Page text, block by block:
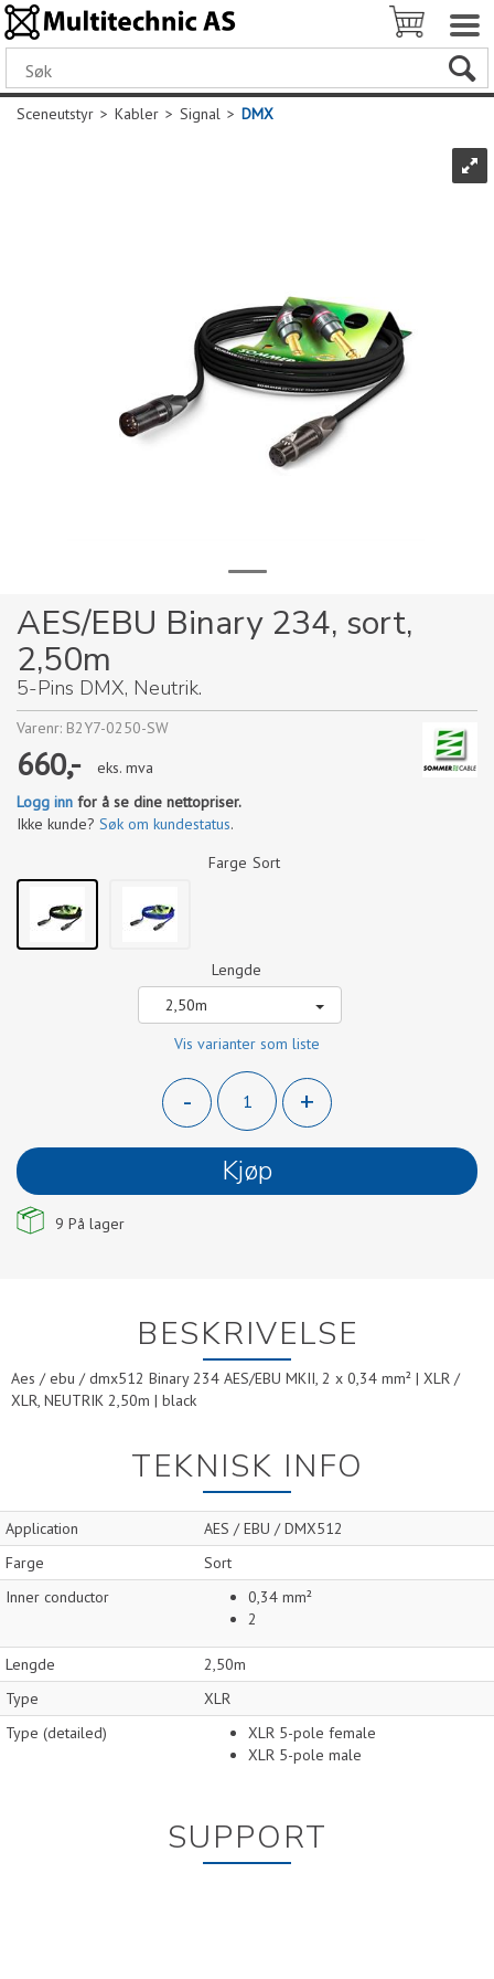
Sceneutstyr>Kabler>Signal>DMX
AES/EBU Binary 234, sort,
2,50m
5-Pins DMX, Neutrik.
Varenr: B2Y7-0250-SW
660,-
eks. mva
Logg inn for å se dine nettopriser.
Ikke kunde? Søk om kundestatus.
Farge Sort
Lengde
2,50m
Vis varianter som liste
-
+
Kjøp
9 På lager
BESKRIVELSE
Aes / ebu / dmx512 Binary 234 AES/EBU MKII, 2 x 0,34 mm² | XLR /
XLR, NEUTRIK 2,50m | black
TEKNISK INFO
Application
AES / EBU / DMX512
Farge
Sort
Inner conductor
0,34 mm²
2
Lengde
2,50m
Type
XLR
Type (detailed)
XLR 5-pole female
XLR 5-pole male
SUPPORT